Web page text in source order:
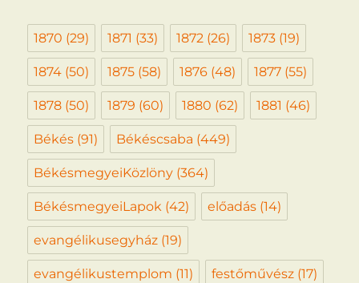
1870 (29) 1871 (33) 1872 (26) 1873 (19)
1874 (50) 1875 (58) 1876 (48) 1877 (55)
1878 (50) 1879 (60) 1880 (62) 1881 (46)
Békés (91) Békéscsaba (449)
BékésmegyeiKözlöny (364)
BékésmegyeiLapok (42) előadás (14)
evangélikusegyház (19)
evangélikustemplom (11) festőművész (17)